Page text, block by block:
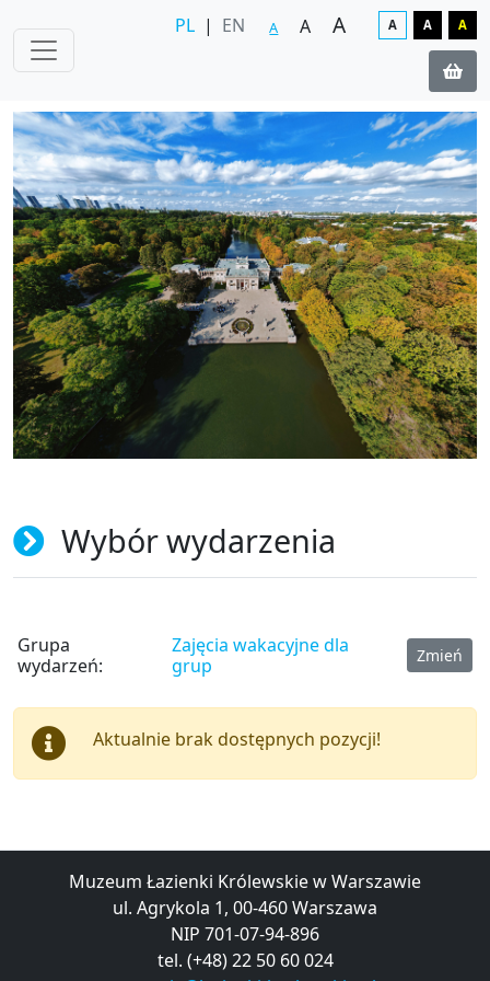
PL | EN A A A A A A
Wybór wydarzenia
Grupa
wydarzeń:
Zajęcia wakacyjne dla
grup
Zmień
Aktualnie brak dostępnych pozycji!
Muzeum Łazienki Królewskie w Warszawie
ul. Agrykola 1, 00-460 Warszawa
NIP 701-07-94-896
tel. (+48) 22 50 60 024